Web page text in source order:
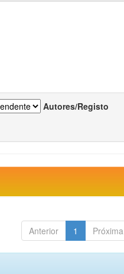
Autores/Registo
Anterior 1 Próxima